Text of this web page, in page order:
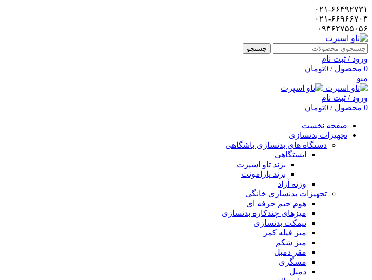
۰۲۱-۶۶۴۹۲۷۳۱
۰۲۱-۶۶۹۶۶۷۰۳
۰۹۳۶۲۷۵۵۰۵۶
جستجو
ورود / ثبت نام
0 محصول / تومان0
منو
ورود / ثبت نام
0 محصول / تومان0
صفحه نخست
تجهیزات بدنسازی
دستگاه های بدنسازی باشگاهی
ایستگاهی
برند تاو اسپرت
برند پارامونت
وزنه آزاد
تجهیزات بدنسازی خانگی
هوم جیم حرفه ای
میزهای چندکاره بدنسازی
نیمکت بدنسازی
میز فیله کمر
میز شکم
مقر دمبل
مسگری
دمبل